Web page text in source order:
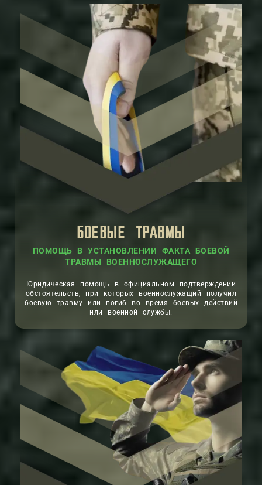
БОЕВЫЕ ТРАВМЫ
ПОМОЩЬ В УСТАНОВЛЕНИИ ФАКТА БОЕВОЙ
ТРАВМЫ ВОЕННОСЛУЖАЩЕГО
Юридическая помощь в официальном подтверждении
обстоятельств, при которых военнослужащий получил
боевую травму или погиб во время боевых действий
или военной службы.